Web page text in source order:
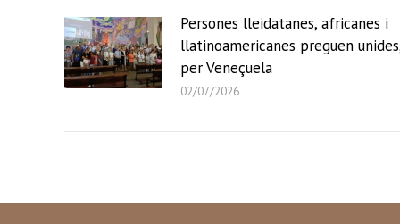
Persones lleidatanes, africanes i
llatinoamericanes preguen
per Veneçuela
02/07/2026